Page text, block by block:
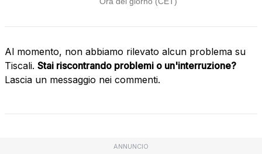
Al momento, non abbiamo rilevato alcun problema su
Tiscali. Stai riscontrando problemi o un'interruzione?
Lascia un messaggio nei commenti.
ANNUNCIO